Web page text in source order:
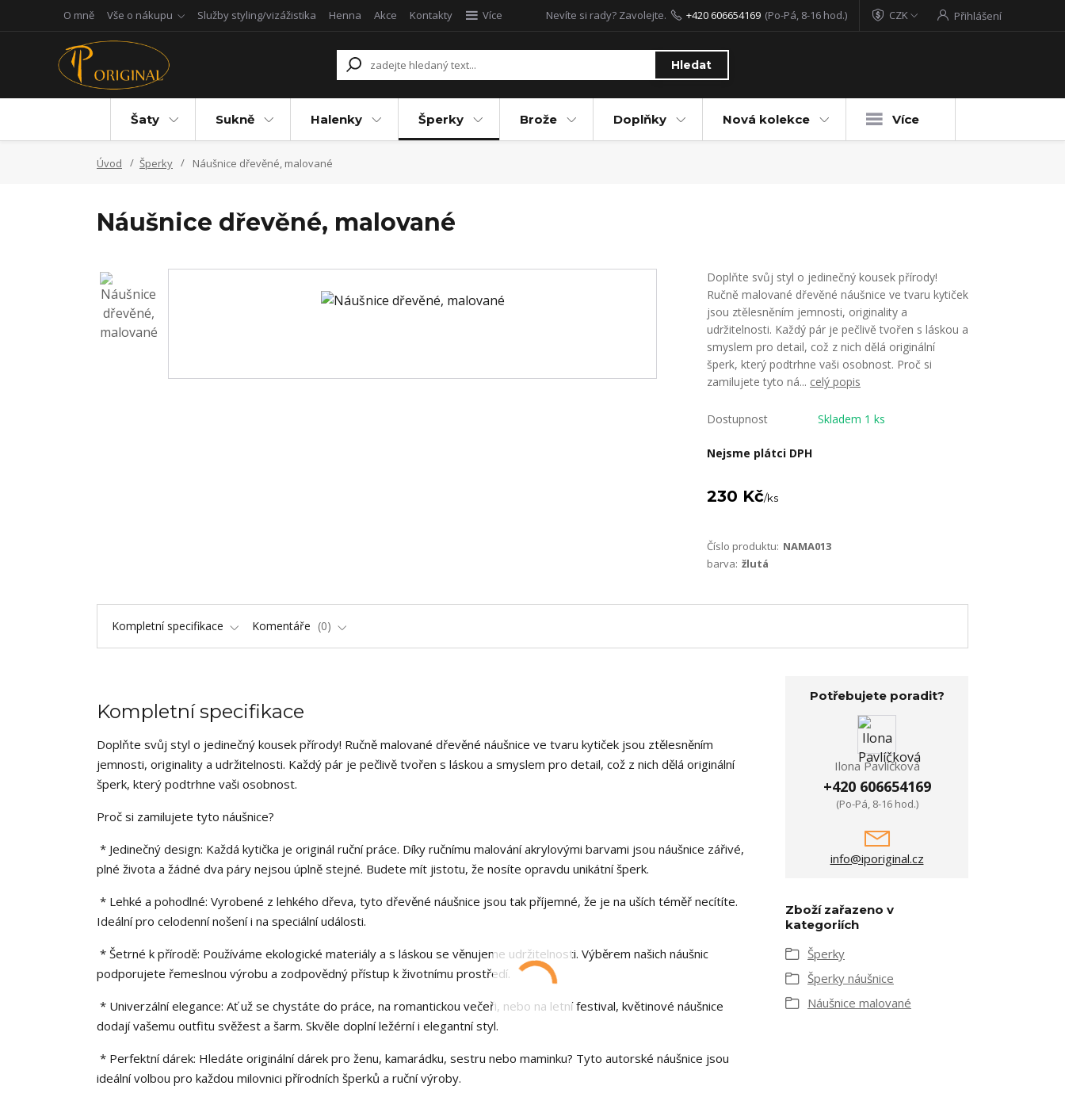
O mně Vše o nákupu Služby styling/vizážistika Henna Akce Kontakty Více CZK Přihlášení
Hledat
Nevíte si rady? Zavolejte. +420 606654169 (Po-Pá, 8-16 hod.)
Šaty Sukně Halenky Šperky Brože Doplňky Nová kolekce Více
Úvod Šperky Náušnice dřevěné, malované
Náušnice dřevěné, malované
Doplňte svůj styl o jedinečný kousek přírody!
Ručně malované dřevěné náušnice ve tvaru kytiček
jsou ztělesněním jemnosti, originality a
udržitelnosti. Každý pár je pečlivě tvořen s láskou a
smyslem pro detail, což z nich dělá originální
šperk, který podtrhne vaši osobnost. Proč si
zamilujete tyto ná... celý popis
Dostupnost Skladem 1 ks
Nejsme plátci DPH
230 Kč/ks
Číslo produktu: NAMA013
barva: žlutá
Kompletní specifikace Komentáře 0
Kompletní specifikace
Doplňte svůj styl o jedinečný kousek přírody! Ručně malované dřevěné náušnice ve tvaru kytiček jsou ztělesněním
jemnosti, originality a udržitelnosti. Každý pár je pečlivě tvořen s láskou a smyslem pro detail, což z nich dělá originální
šperk, který podtrhne vaši osobnost.
Proč si zamilujete tyto náušnice?
* Jedinečný design: Každá kytička je originál ruční práce. Díky ručnímu malování akrylovými barvami jsou náušnice zářivé,
plné života a žádné dva páry nejsou úplně stejné. Budete mít jistotu, že nosíte opravdu unikátní šperk.
* Lehké a pohodlné: Vyrobené z lehkého dřeva, tyto dřevěné náušnice jsou tak příjemné, že je na uších téměř necítíte.
Ideální pro celodenní nošení i na speciální události.
* Šetrné k přírodě: Používáme ekologické materiály a s láskou se věnujeme udržitelnosti. Výběrem našich náušnic
podporujete řemeslnou výrobu a zodpovědný přístup k životnímu prostředí.
* Univerzální elegance: Ať už se chystáte do práce, na romantickou večeři, nebo na letní festival, květinové náušnice
dodají vašemu outfitu svěžest a šarm. Skvěle doplní ležérní i elegantní styl.
* Perfektní dárek: Hledáte originální dárek pro ženu, kamarádku, sestru nebo maminku? Tyto autorské náušnice jsou
ideální volbou pro každou milovnici přírodních šperků a ruční výroby.
Potřebujete poradit?
Ilona Pavlíčková
+420 606654169
(Po-Pá, 8-16 hod.)
info@iporiginal.cz
Zboží zařazeno v
kategoriích
Šperky
Šperky náušnice
Náušnice malované